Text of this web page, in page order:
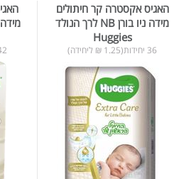
האגיס אקסטרה קר חיתולים
מידה ניו בורן NB לרך הנולד
Huggies
36 יחידות(1.25 ₪ ליחידה) 42